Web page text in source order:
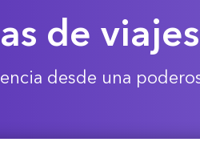
de viajes
desde una